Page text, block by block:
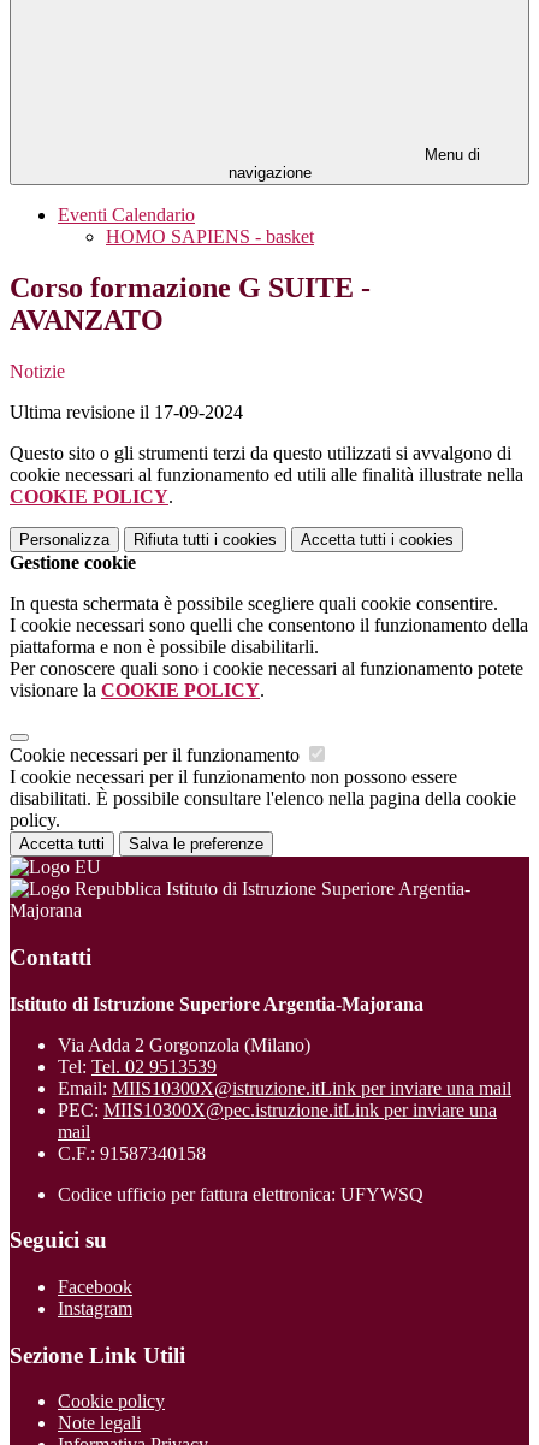
Menu di
navigazione
Eventi Calendario
HOMO SAPIENS - basket
Corso formazione G SUITE -
AVANZATO
Notizie
Ultima revisione il 17-09-2024
Questo sito o gli strumenti terzi da questo utilizzati si avvalgono di
cookie necessari al funzionamento ed utili alle finalità illustrate nella
COOKIE POLICY.
Personalizza Rifiuta tutti i cookies Accetta tutti i cookies
Gestione cookie
In questa schermata è possibile scegliere quali cookie consentire.
I cookie necessari sono quelli che consentono il funzionamento della
piattaforma e non è possibile disabilitarli.
Per conoscere quali sono i cookie necessari al funzionamento potete
visionare la COOKIE POLICY.
Cookie necessari per il funzionamento
I cookie necessari per il funzionamento non possono essere
disabilitati. È possibile consultare l'elenco nella pagina della cookie
policy.
Accetta tutti Salva le preferenze
Istituto di Istruzione Superiore Argentia-
Majorana
Contatti
Istituto di Istruzione Superiore Argentia-Majorana
Via Adda 2 Gorgonzola (Milano)
Tel: Tel. 02 9513539
Email: MIIS10300X@istruzione.itLink per inviare una mail
PEC: MIIS10300X@pec.istruzione.itLink per inviare una
mail
C.F.: 91587340158
Codice ufficio per fattura elettronica: UFYWSQ
Seguici su
Facebook
Instagram
Sezione Link Utili
Cookie policy
Note legali